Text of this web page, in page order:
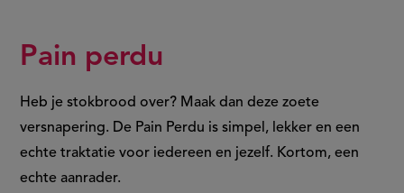
Pain perdu
Heb je stokbrood over? Maak dan deze zoete
versnapering. De Pain Perdu is simpel, lekker en een
echte traktatie voor iedereen en jezelf. Kortom, een
echte aanrader.